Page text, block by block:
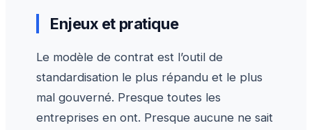
Enjeux et pratique
Le modèle de contrat est l’outil de
standardisation le plus répandu et le plus
mal gouverné. Presque toutes les
entreprises en ont. Presque aucune ne sait